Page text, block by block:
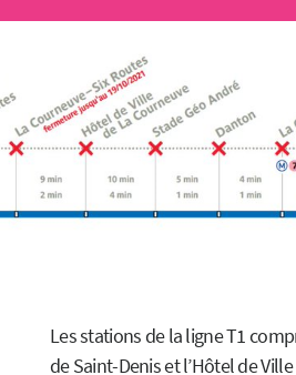
Les stations de la ligne T1
de Saint-Denis et l’Hôtel de